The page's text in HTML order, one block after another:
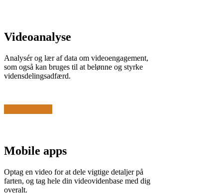
Videoanalyse
Analysér og lær af data om videoengagement,
som også kan bruges til at belønne og styrke
vidensdelingsadfærd.
Mobile apps
Optag en video for at dele vigtige detaljer på
farten, og tag hele din videovidenbase med dig
overalt.